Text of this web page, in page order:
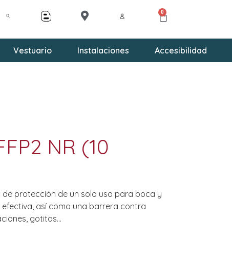
0
Vestuario Instalaciones Accesibilidad
NR (10
de protección de un solo uso para boca y
así como una barrera contra
gotitas…